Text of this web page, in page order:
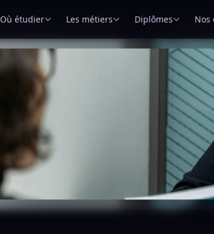
Où étudier Les métiers Diplômes Nos